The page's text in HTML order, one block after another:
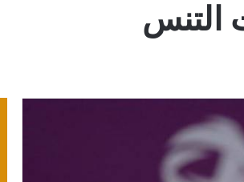
التنس